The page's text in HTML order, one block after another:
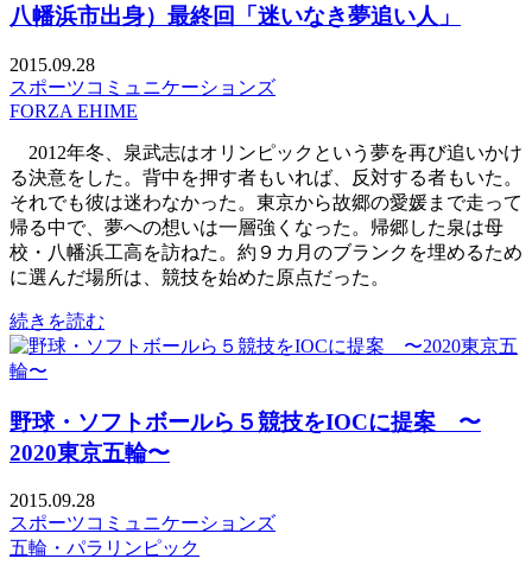
八幡浜市出身）最終回「迷いなき夢追い人」
2015.09.28
スポーツコミュニケーションズ
FORZA EHIME
2012年冬、泉武志はオリンピックという夢を再び追いかけ
る決意をした。背中を押す者もいれば、反対する者もいた。
それでも彼は迷わなかった。東京から故郷の愛媛まで走って
帰る中で、夢への想いは一層強くなった。帰郷した泉は母
校・八幡浜工高を訪ねた。約９カ月のブランクを埋めるため
に選んだ場所は、競技を始めた原点だった。
続きを読む
野球・ソフトボールら５競技をIOCに提案 〜
2020東京五輪〜
2015.09.28
スポーツコミュニケーションズ
五輪・パラリンピック